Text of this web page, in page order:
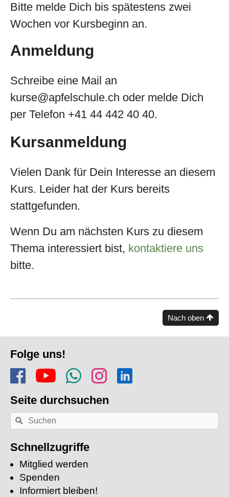
Bitte melde Dich bis spätestens zwei
Wochen vor Kursbeginn an.
Anmeldung
Schreibe eine Mail an
kurse@apfelschule.ch oder melde Dich
per Telefon +41 44 442 40 40.
Kursanmeldung
Vielen Dank für Dein Interesse an diesem
Kurs. Leider hat der Kurs bereits
stattgefunden.
Wenn Du am nächsten Kurs zu diesem
Thema interessiert bist, kontaktiere uns
bitte.
Nach oben
Folge uns!
Folge uns auf Facebook
Finde uns auf YouTube
Folge dem Kanal
Folge uns auf
Seite durchsuchen
Nach
einem
suchen:
Suchen
Schnellzugriffe
Mitglied werden
Spenden
Informiert bleiben!